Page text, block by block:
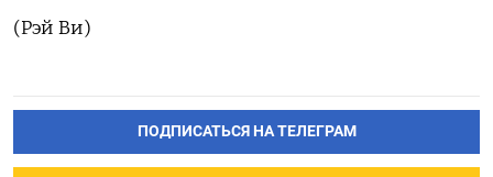
(Рэй Ви)
ПОДПИСАТЬСЯ НА ТЕЛЕГРАМ